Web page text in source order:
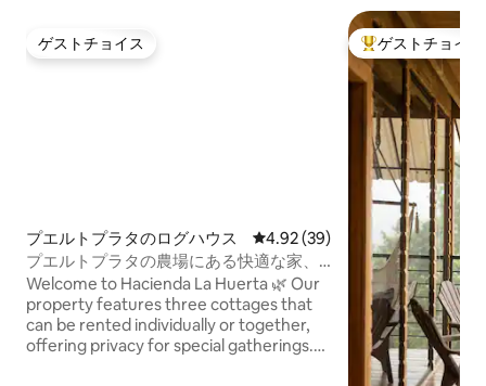
ゲストチョイス
ゲストチョイス
プエルトプラタのログハウス レビュー39件、5つ星中4.92つ
4.92 (39)
プエルトプラタの農場にある快適な家、
朝食付き
Welcome to Hacienda La Huerta 🌿 Our
property features three cottages that
can be rented individually or together,
offering privacy for special gatherings.
大好評のゲスト
ゲストチョイス